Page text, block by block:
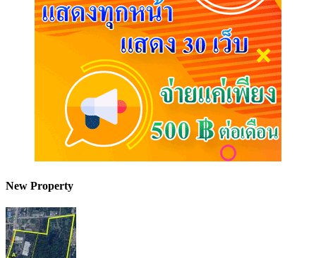
New Property